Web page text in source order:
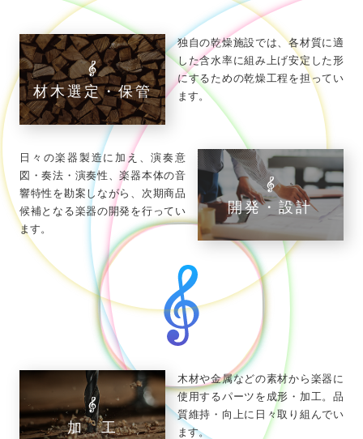
材木選定・保管
独自の乾燥施設では、各材質に適
した含水率に組み上げ安定した形
にするための乾燥工程を担ってい
ます。
開発・設計
日々の楽器製造に加え、演奏意
図・奏法・演奏性、楽器本体の音
響特性を勘案しながら、次期商品
候補となる楽器の開発を行ってい
ます。
加 工
木材や金属などの素材から楽器に
使用するパーツを成形・加工。品
質維持・向上に日々取り組んでい
ます。